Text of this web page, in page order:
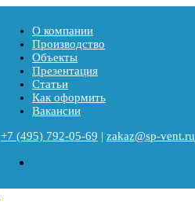
О компании
Производство
Объекты
Презентация
Статьи
Как оформить
Вакансии
+7 (495) 792-05-69 | zakaz@sp-vent.ru